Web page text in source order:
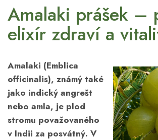
Amalaki prášek –
elixír zdraví a
Amalaki (Emblica
officinalis), známý také
jako indický angrešt
nebo amla, je plod
stromu považovaného
v Indii za posvátný. V